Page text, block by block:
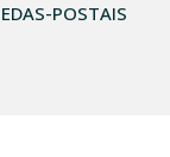
POSTAIS